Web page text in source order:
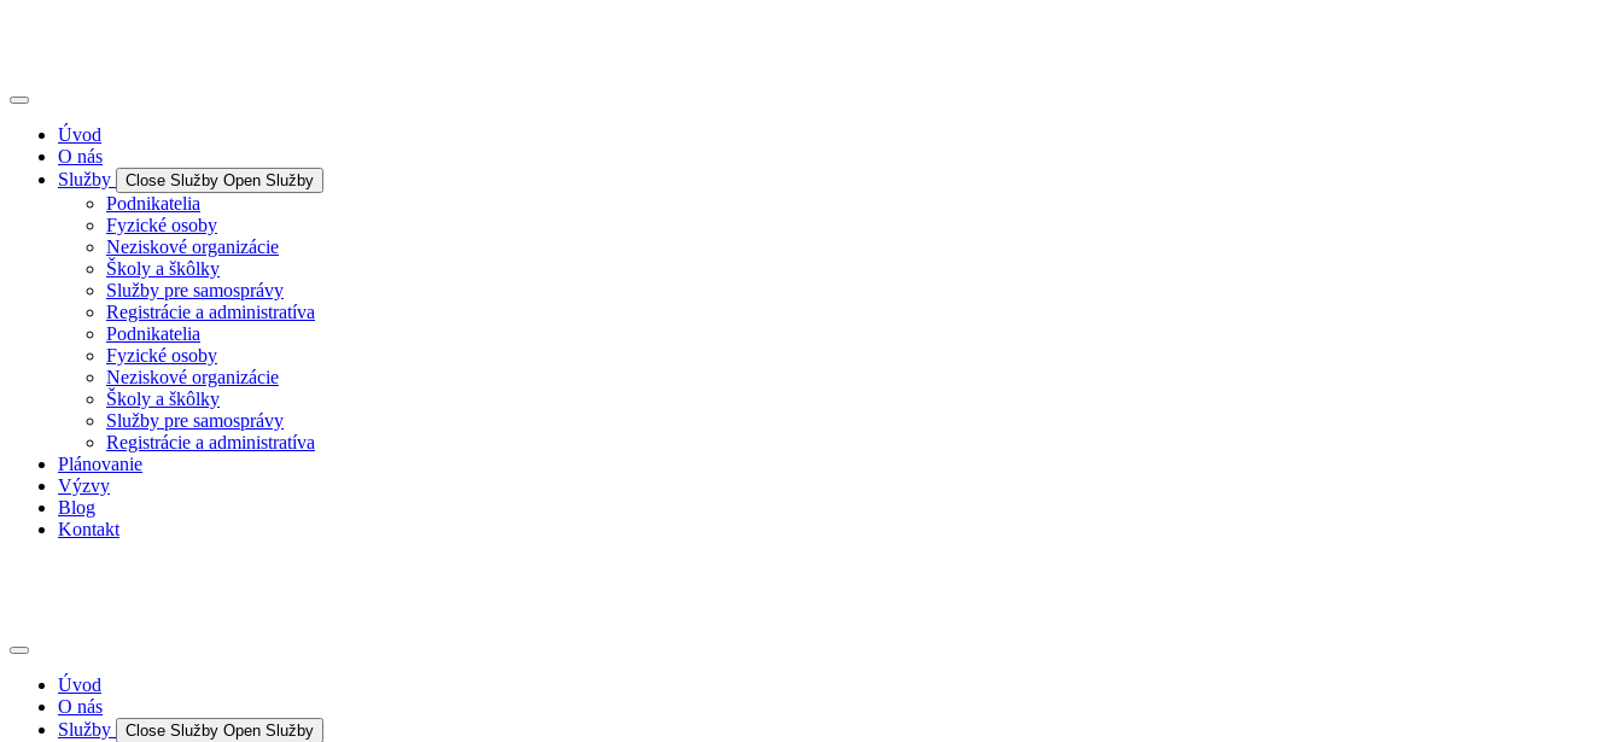
Úvod
O nás
Služby
Close Služby Open Služby
Podnikatelia
Fyzické osoby
Neziskové organizácie
Školy a škôlky
Služby pre samosprávy
Registrácie a administratíva
Podnikatelia
Fyzické osoby
Neziskové organizácie
Školy a škôlky
Služby pre samosprávy
Registrácie a administratíva
Plánovanie
Výzvy
Blog
Kontakt
Úvod
O nás
Služby
Close Služby Open Služby